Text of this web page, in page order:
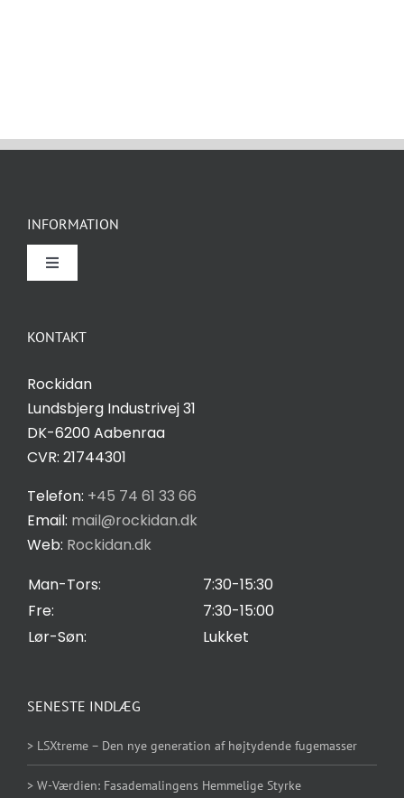
KONTAKT
Rockidan
Lundsbjerg Industrivej 31
DK-6200 Aabenraa
CVR: 21744301
Telefon: +45 74 61 33 66
Email: mail@rockidan.dk
Web: Rockidan.dk
Man-Tors:
7:30-15:30
Fre:
7:30-15:00
Lør-Søn:
Lukket
INFORMATION
Toggle
Salgs- og leveringsbetingelser
Privatlivspolitik
Cookie Indstilling
SENESTE INDLÆG
> LSXtreme – Den nye generation af højtydende fugemasser
> W-Værdien: Fasademalingens Hemmelige Styrke